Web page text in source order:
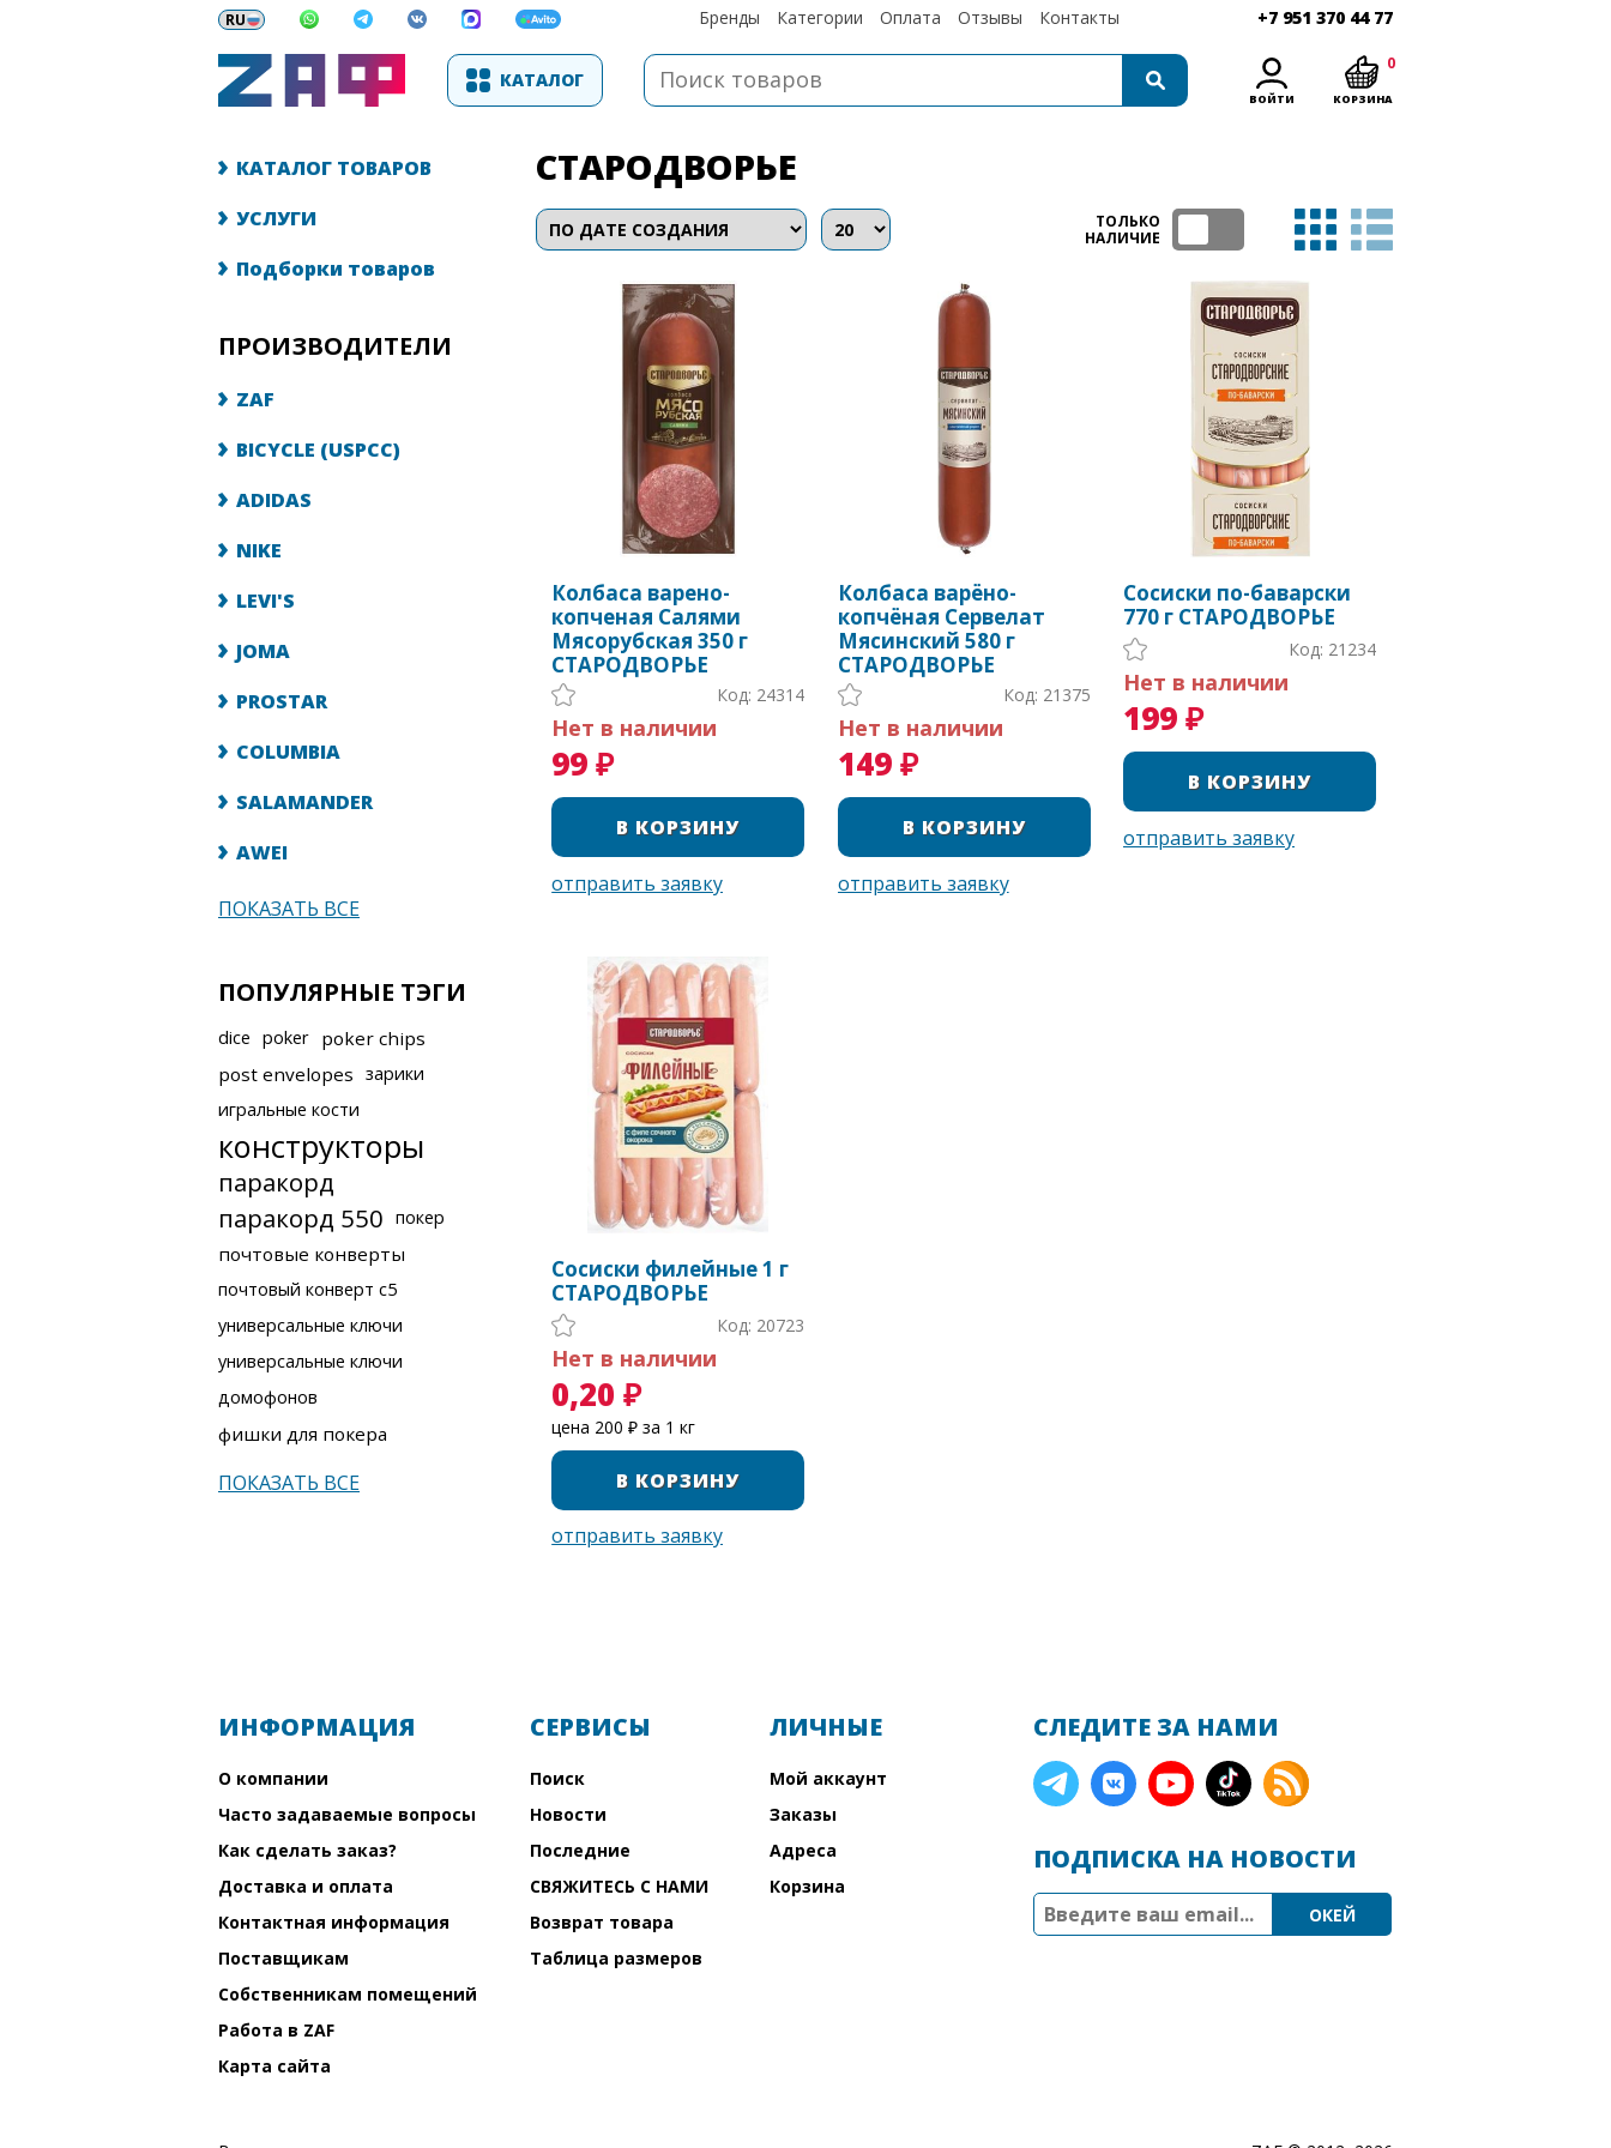
Бренды Категории Оплата Отзывы Контакты +7 951 370 44 77
КАТАЛОГ
ВОЙТИ КОРЗИНА
0
КАТАЛОГ ТОВАРОВ
УСЛУГИ
Подборки товаров
ПРОИЗВОДИТЕЛИ
ZAF
BICYCLE (USPCC)
ADIDAS
NIKE
LEVI'S
JOMA
PROSTAR
COLUMBIA
SALAMANDER
AWEI
ПОКАЗАТЬ ВСЕ
ПОПУЛЯРНЫЕ ТЭГИ
dice poker poker chips
post envelopes зарики
игральные кости
конструкторы
паракорд
паракорд 550 покер
почтовые конверты
почтовый конверт с5
универсальные ключи
универсальные ключи
домофонов
фишки для покера
ПОКАЗАТЬ ВСЕ
СТАРОДВОРЬЕ
ТОЛЬКО
НАЛИЧИЕ
Колбаса варено-
копченая Салями
Мясорубская 350 г
СТАРОДВОРЬЕ
Код: 24314
Нет в наличии
99 ₽
Колбаса варёно-
копчёная Сервелат
Мясинский 580 г
СТАРОДВОРЬЕ
Код: 21375
Нет в наличии
149 ₽
Сосиски по-баварски
770 г СТАРОДВОРЬЕ
Код: 21234
Нет в наличии
199 ₽
Сосиски филейные 1 г
СТАРОДВОРЬЕ
Код: 20723
Нет в наличии
0,20 ₽
цена 200 ₽ за 1 кг
ИНФОРМАЦИЯ
О компании
Часто задаваемые вопросы
Как сделать заказ?
Доставка и оплата
Контактная информация
Поставщикам
Собственникам помещений
Работа в ZAF
Карта сайта
СЕРВИСЫ
Поиск
Новости
Последние
СВЯЖИТЕСЬ С НАМИ
Возврат товара
Таблица размеров
ЛИЧНЫЕ
Мой аккаунт
Заказы
Адреса
Корзина
СЛЕДИТЕ ЗА НАМИ
ПОДПИСКА НА НОВОСТИ